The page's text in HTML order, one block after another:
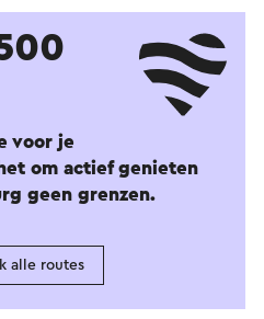
voor je
om actief genieten
geen grenzen.
alle routes